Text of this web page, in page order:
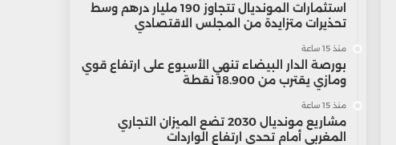
استثمارات المونديال تتجاوز 190 مليار درهم وسط
تحذيرات متزايدة من المجلس الاقتصادي
منذ 15 ساعة
بورصة الدار البيضاء تنهي الأسبوع على ارتفاع قوي
ومازي يقترب من 18.900 نقطة
منذ 15 ساعة
مشاريع مونديال 2030 تضع الميزان التجاري
المغربي أمام تحدي ارتفاع الواردات